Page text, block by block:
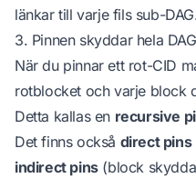
länkar till varje fils sub-
3. Pinnen skyddar hela
När du pinnar ett rot-CID
rotblocket och varje block
Detta kallas en recursive
Det finns också direct pins
indirect pins(block